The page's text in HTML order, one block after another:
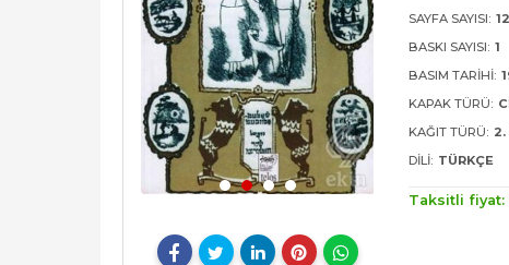
SAYFA SAYISI:
BASKI SAYISI: 1
BASIM TARIHI:
KAPAK TÜRÜ:
KAĞIT TÜRÜ: 2.
DILI: TÜRKÇE
Taksitli fiyat: